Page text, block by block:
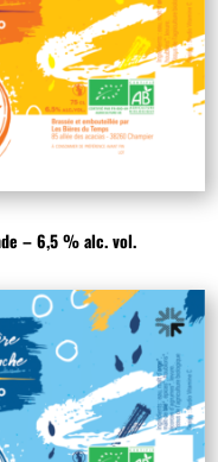
– 6,5 % alc. vol.